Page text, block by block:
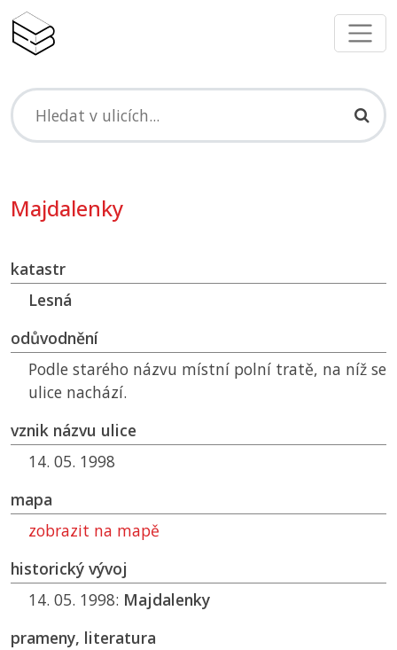
Majdalenky
katastr
Lesná
odůvodnění
Podle starého názvu místní polní tratě, na níž se
ulice nachází.
vznik názvu ulice
14. 05. 1998
mapa
zobrazit na mapě
historický vývoj
14. 05. 1998: Majdalenky
prameny, literatura